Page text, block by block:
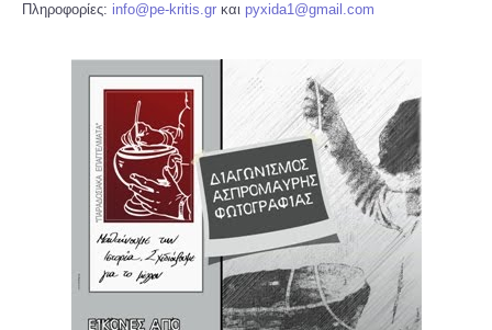
Πληροφορίες: info@pe-kritis.gr και pyxida1@gmail.com